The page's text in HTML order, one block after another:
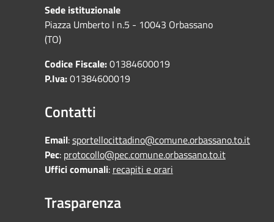
Sede istituzionale
Piazza Umberto I n.5 - 10043 Orbassano
(TO)
Codice Fiscale:01384600019
P.Iva:01384600019
Contatti
Email:sportellocittadino@comune.orbassano.to.it
Pec: protocollo@pec.comune.orbassano.to.it
Uffici comunali: recapiti e orari
Trasparenza